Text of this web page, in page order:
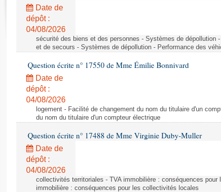
Rapports législatifs
Rapports sur l'application des lois
Baromètre de l’application des lois
Dossiers législatifs
Budget et sécurité sociale
Questions écrites et orales
Comptes rendus des débats
Date de
dépôt :
04/08/2026
sécurité des biens et des personnes - Systèmes de dépollution
et de secours - Systèmes de dépollution - Performance des
Question écrite n° 17550 de Mme Émilie Bonnivard
Date de
dépôt :
04/08/2026
logement - Facilité de changement du nom du titulaire d'un
du nom du titulaire d'un compteur électrique
Question écrite n° 17488 de Mme Virginie Duby-Muller
Date de
dépôt :
04/08/2026
collectivités territoriales - TVA immobilière : conséquences
immobilière : conséquences pour les collectivités locales